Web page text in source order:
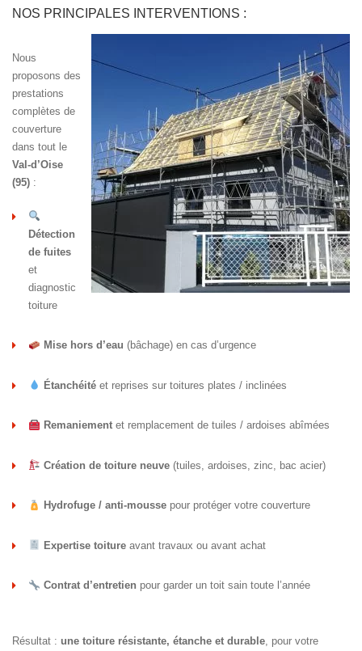
NOS PRINCIPALES INTERVENTIONS :
Nous
proposons des
prestations
complètes de
couverture
dans tout le
Val-d’Oise
(95) :
Détection
de fuites
et
diagnostic
toiture
Mise hors d’eau (bâchage) en cas d’urgence
Étanchéitéet reprises sur toitures plates / inclinées
Remaniementet remplacement de tuiles / ardoises abîmées
Création de toiture neuve(tuiles, ardoises, zinc, bac acier)
Hydrofuge / anti-moussepour protéger votre couverture
Expertise toitureavant travaux ou avant achat
Contrat d’entretien pour garder un toit sain toute l’année
Résultat : une toiture résistante, étanche et durable, pour votre